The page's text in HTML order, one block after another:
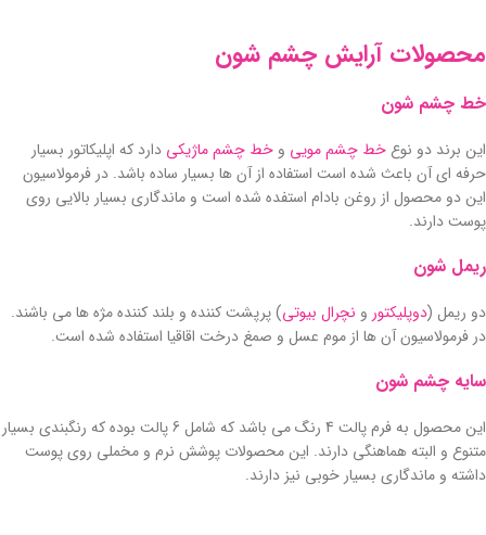
محصولات آرایش چشم شون
خط چشم شون
این برند دو نوع خط چشم مویی و خط چشم ماژیکی دارد که اپلیکاتور بسیار
حرفه ای آن باعث شده است استفاده از آن ها بسیار ساده باشد. در فرمولاسیون
این دو محصول از روغن بادام استفده شده است و ماندگاری بسیار بالایی روی
پوست دارند.
ریمل شون
دو ریمل (دوپلیکتور و نچرال بیوتی) پرپشت کننده و بلند کننده مژه ها می باشند.
در فرمولاسیون آن ها از موم عسل و صمغ درخت اقاقیا استفاده شده است.
سایه چشم شون
این محصول به فرم پالت 4 رنگ می باشد که شامل 6 پالت بوده که رنگبندی بسیار
متنوع و البته هماهنگی دارند. این محصولات پوشش نرم و مخملی روی پوست
داشته و ماندگاری بسیار خوبی نیز دارند.